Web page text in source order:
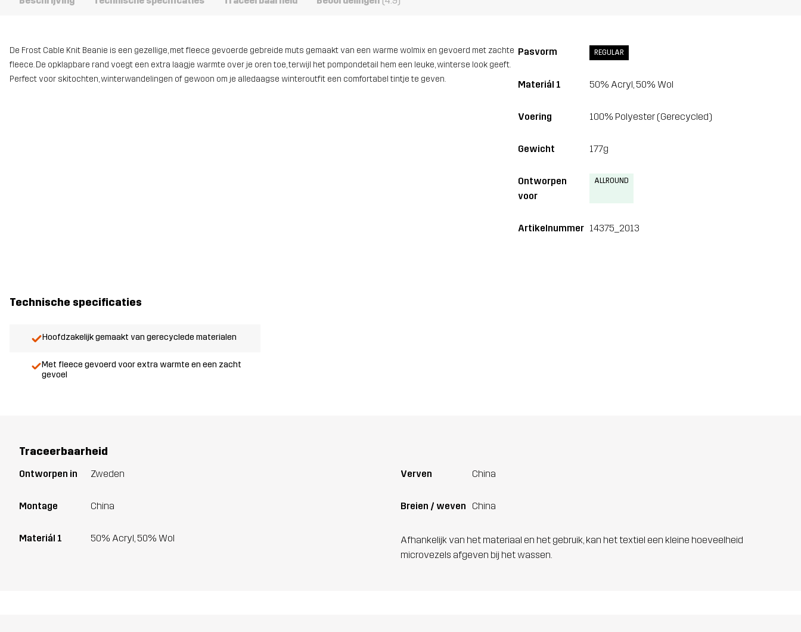
De Frost Cable Knit Beanie is een gezellige, met fleece gevoerde gebreide muts gemaakt van een warme wolmix en gevoerd met zachte
fleece. De opklapbare rand voegt een extra laagje warmte over je oren toe, terwijl het pompondetail hem een leuke, winterse look geeft.
Perfect voor skitochten, winterwandelingen of gewoon om je alledaagse winteroutfit een comfortabel tintje te geven.
Pasvorm REGULAR
Materiál 1 50% Acryl, 50% Wol
Voering 100% Polyester (Gerecycled)
Gewicht 177g
Ontworpen
voor
ALLROUND
Artikelnummer 14375_2013
Technische specificaties
Hoofdzakelijk gemaakt van gerecyclede materialen
Met fleece gevoerd voor extra warmte en een zacht
gevoel
Traceerbaarheid
Ontworpen in Zweden
Montage China
Materiál 1 50% Acryl, 50% Wol
Verven China
Breien / weven China
Afhankelijk van het materiaal en het gebruik, kan het textiel een kleine hoeveelheid
microvezels afgeven bij het wassen.